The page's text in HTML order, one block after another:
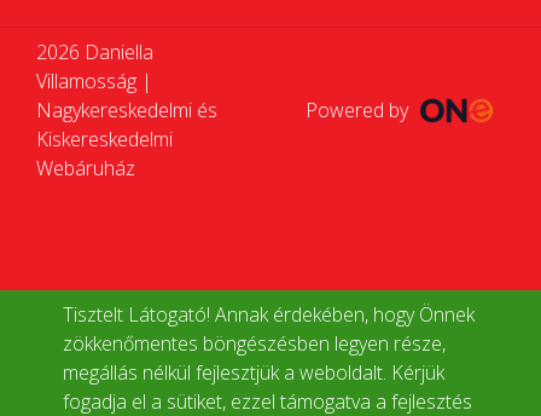
Tisztelt Látogató! Annak érdekében, hogy Önnek
zökkenőmentes böngészésben legyen része,
megállás nélkül fejlesztjük a weboldalt. Kérjük
fogadja el a sütiket, ezzel támogatva a fejlesztés
2026 Daniella
Villamosság |
Nagykereskedelmi és
Kiskereskedelmi
Webáruház
Powered by